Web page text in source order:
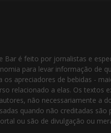
Bar é feito por jornalistas e
para levar informação de
os apreciadores de bebidas -
relacionado a elas. Os textos
não necessariamente a
quando não creditadas são
ou são de divulgação ou